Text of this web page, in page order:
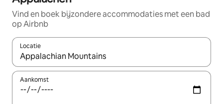
Vind en boek bijzondere accommodaties met een bad
op Airbnb
Locatie
Wanneer er suggesties beschikbaar zijn, maak je een keuze
Aankomst